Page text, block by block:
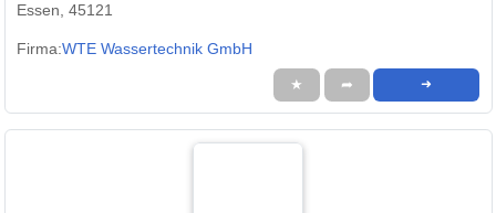
Essen, 45121
Firma:WTE Wassertechnik GmbH
★ ➦ ➜